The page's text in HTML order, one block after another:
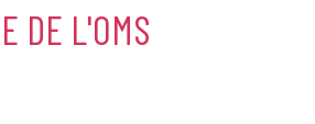
DE L'OMS